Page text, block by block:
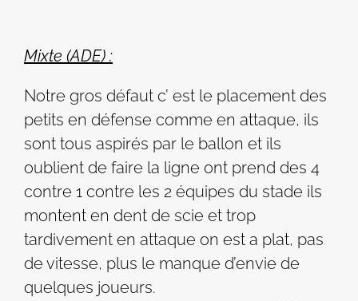
Mixte (ADE) :
Notre gros défaut c’ est le placement des
petits en défense comme en attaque, ils
sont tous aspirés par le ballon et ils
oublient de faire la ligne ont prend des 4
contre 1 contre les 2 équipes du stade ils
montent en dent de scie et trop
tardivement en attaque on est a plat, pas
de vitesse, plus le manque d’envie de
quelques joueurs.